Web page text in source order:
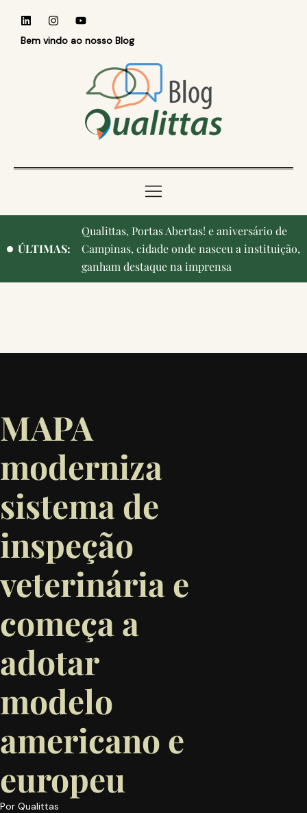
Bem vindo ao nosso Blog
ÚLTIMAS:
Qualittas, Portas Abertas! e aniversário de
Campinas, cidade onde nasceu a instituição,
ganham destaque na imprensa
MAPA
moderniza
sistema de
inspeção
veterinária e
começa a
adotar
modelo
americano e
europeu
Por Qualittas